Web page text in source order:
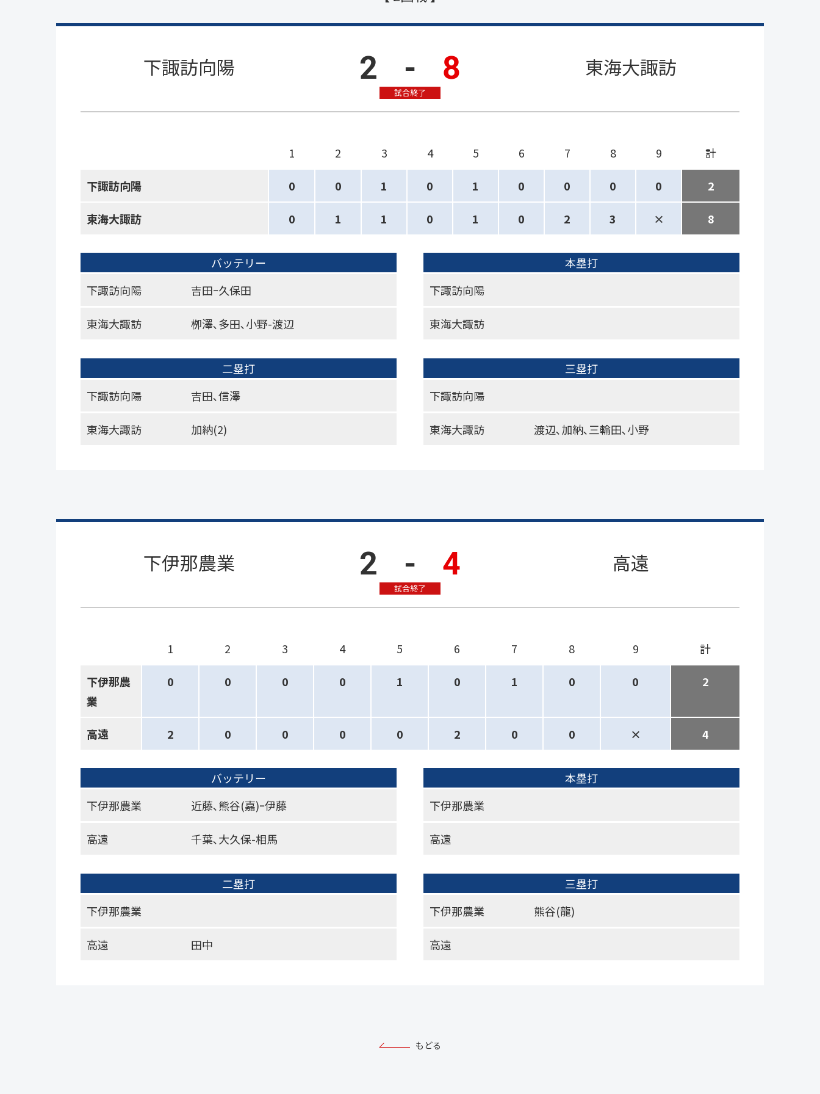
下諏訪向陽 2 - 8
試合終了
東海大諏訪
1 2 3 4 5 6 7 8 9 計
下諏訪向陽 0 0 1 0 1 0 0 0 0 2
東海大諏訪 0 1 1 0 1 0 2 3 × 8
バッテリー
下諏訪向陽
吉田ｰ久保田
東海大諏訪 栁澤､多田､小野-渡辺
本塁打
下諏訪向陽
東海大諏訪
二塁打
下諏訪向陽
吉田､信澤
東海大諏訪 加納(2)
三塁打
下諏訪向陽
東海大諏訪 渡辺､加納､三輪田､小野
下伊那農業 2 - 4
試合終了
高遠
1 2 3 4 5 6 7 8 9 計
下伊那農
業
0 0 0 0 1 0 1 0 0 2
高遠 2 0 0 0 0 2 0 0 × 4
バッテリー
下伊那農業
近藤､熊谷(嘉)ｰ伊藤
高遠 千葉､大久保-相馬
本塁打
下伊那農業
高遠
二塁打
下伊那農業
高遠 田中
三塁打
下伊那農業
熊谷(龍)
高遠
もどる